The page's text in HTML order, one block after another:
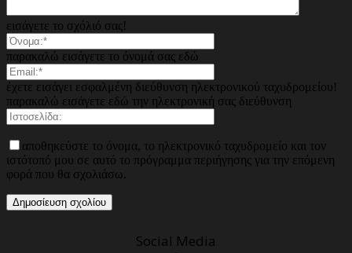
εισάγετε το σχόλιό σας!
παρακαλώ εισάγετε το όνομά σας εδώ
έχετε εισάγει εσφαλμένη διεύθυνση ηλεκτρονικού ταχυδρομείου!
παρακαλώ εισάγετε εδώ την ηλεκτρονική σας διεύθυνση
αποθηκεύστε το όνομα, το ηλεκτρονικό ταχυδρομείο και τον
ιστότοπό μου σε αυτό το πρόγραμμα περιήγησης για την επόμενη
φορά που θα σχολιάσω.
Social Media